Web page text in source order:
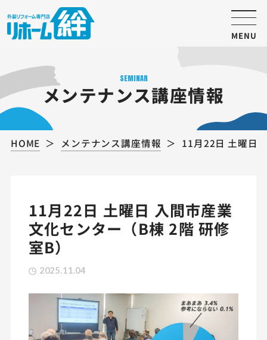
MENU
SEMINAR
メンテナンス講座情報
HOME メンテナンス講座情報 11月22日 土曜日
11月22日 土曜日 入間市産業
文化センター（B棟 2階 研修
室B）
2025.11.04